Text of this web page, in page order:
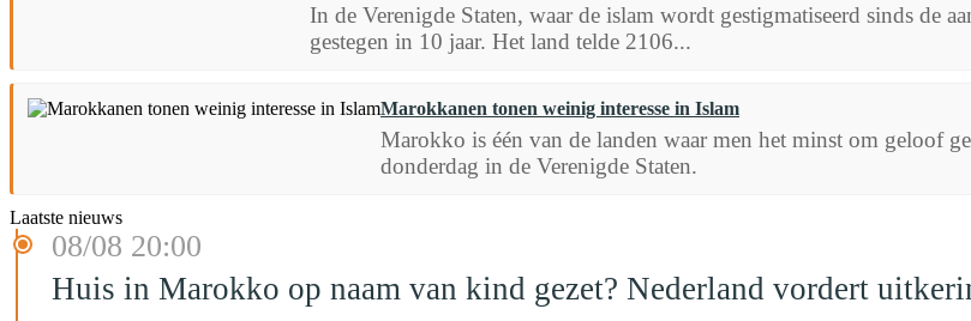
In de Verenigde Staten, waar de islam wordt gestigmatiseerd sinds de
gestegen in 10 jaar. Het land telde 2106...
Marokkanen tonen weinig interesse in Islam
Marokko is één van de landen waar men het minst om geloof
donderdag in de Verenigde Staten.
Laatste nieuws
08/08 20:00
Huis in Marokko op naam van kind gezet? Nederland vordert